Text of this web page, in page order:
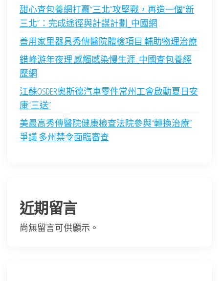
甜心查包養網打贏“三北”攻堅戰，再造一個“新
三北”：完成途徑與計謀計劃_中國網
善用家里器具秀傳醫院體檢項目 輔助物理治療
錯峰游年夜理 感觸感染慢生涯_中國查包養經
歷網
江蘇OSDER奧斯德汽車零件常州工會啟動夏日安
康“三送”
美最高秀傳醫院健康檢查法院參與“轉換治療”
爭議 多州禁令面臨審查
近期留言
尚無留言可供顯示。